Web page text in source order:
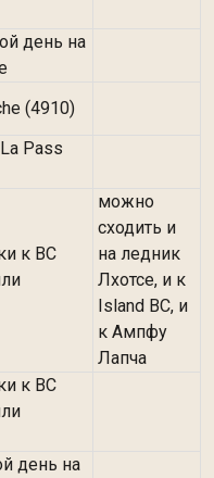
день на
(4910)
Pass
к BC
можно
сходить и
на ледник
Лхотсе, и к
Island BC, и
к Ампфу
Лапча
к BC
день на